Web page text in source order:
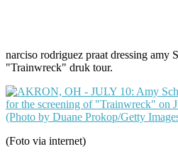
narciso rodriguez praat dressing amy
"Trainwreck" druk tour.
(Foto via internet)